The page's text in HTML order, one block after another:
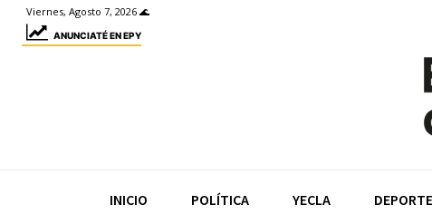
Viernes, Agosto 7, 2026 🌊
ANUNCIATÉ EN EPY
INICIO POLÍTICA YECLA